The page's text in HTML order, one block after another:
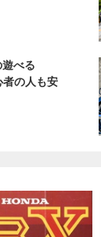
べる
の人も安